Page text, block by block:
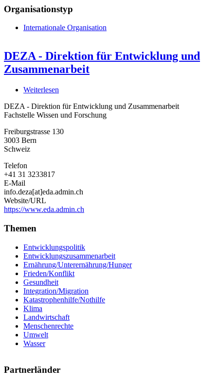
Organisationstyp
Internationale Organisation
DEZA - Direktion für Entwicklung und
Zusammenarbeit
Weiterlesen
-
Direktion
Entwicklung
DEZA - Direktion für Entwicklung und Zusammenarbeit
Fachstelle Wissen und Forschung
Freiburgstrasse 130
3003 Bern
Schweiz
Telefon
+41 31 3233817
E-Mail
info.deza[at]eda.admin.ch
Website/URL
https://www.eda.admin.ch
Themen
Entwicklungspolitik
Entwicklungszusammenarbeit
Ernährung/Unterernährung/Hunger
Frieden/Konflikt
Gesundheit
Integration/Migration
Katastrophenhilfe/Nothilfe
Klima
Landwirtschaft
Menschenrechte
Umwelt
Wasser
Partnerländer